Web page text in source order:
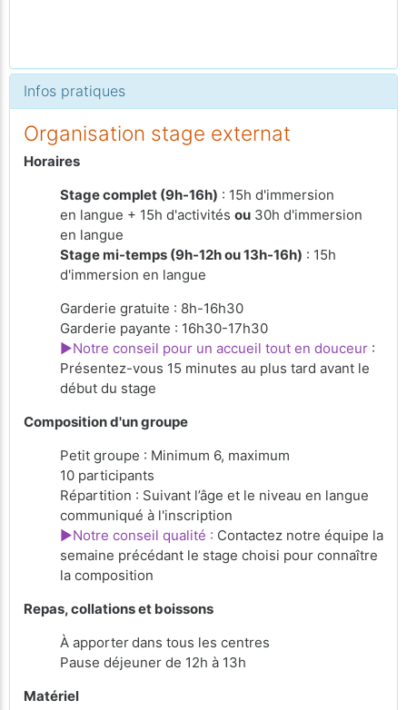
Infos pratiques
Organisation stage externat
Horaires
Stage complet (9h-16h) : 15h d'immersion
en langue + 15h d'activités ou 30h d'immersion
en langue
Stage mi-temps (9h-12h ou 13h-16h) : 15h
d'immersion en langue
Garderie gratuite : 8h-16h30
Garderie payante : 16h30-17h30
►Notre conseil pour un accueil tout en douceur :
Présentez-vous 15 minutes au plus tard avant le
début du stage
Composition d'un groupe
Petit groupe : Minimum 6, maximum
10 participants
Répartition : Suivant l’âge et le niveau en langue
communiqué à l'inscription
►Notre conseil qualité : Contactez notre équipe la
semaine précédant le stage choisi pour connaître
la composition
Repas, collations et boissons
À apporterdans tous les centres
Pause déjeuner de 12h à 13h
Matériel